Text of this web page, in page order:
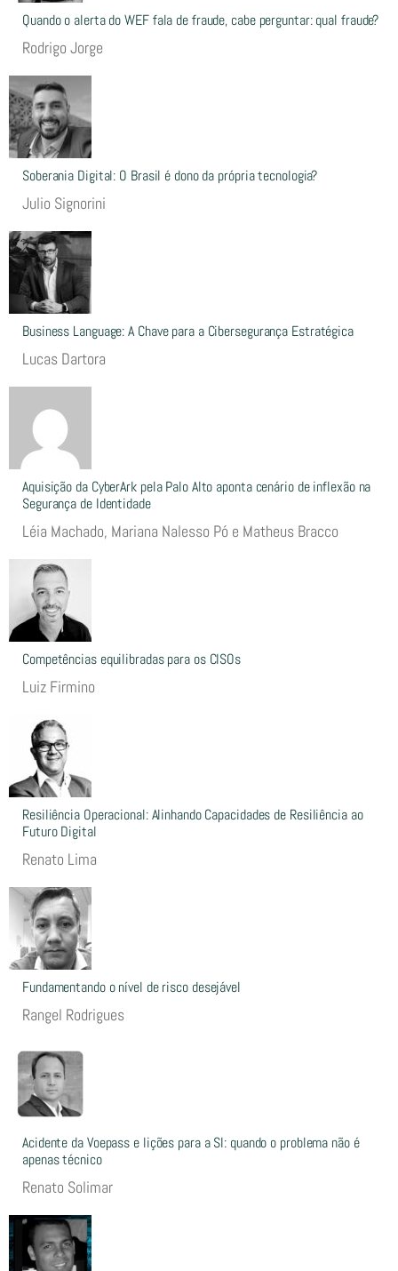
Quando o alerta do WEF fala de fraude, cabe perguntar: qual fraude?
Rodrigo Jorge
Soberania Digital: O Brasil é dono da própria tecnologia?
Julio Signorini
Business Language: A Chave para a Cibersegurança Estratégica
Lucas Dartora
Aquisição da CyberArk pela Palo Alto aponta cenário de inflexão na
Segurança de Identidade
Léia Machado, Mariana Nalesso Pó e Matheus Bracco
Competências equilibradas para os CISOs
Luiz Firmino
Resiliência Operacional: Alinhando Capacidades de Resiliência ao
Futuro Digital
Renato Lima
Fundamentando o nível de risco desejável
Rangel Rodrigues
Acidente da Voepass e lições para a SI: quando o problema não é
apenas técnico
Renato Solimar